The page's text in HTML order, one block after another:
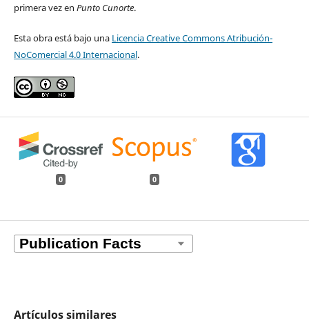
primera vez en Punto Cunorte.
Esta obra está bajo una Licencia Creative Commons Atribución-
NoComercial 4.0 Internacional.
0 0
Artículos similares